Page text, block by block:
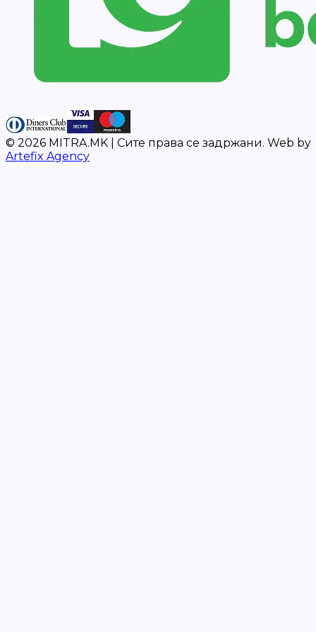
© 2026 MITRA.MK | Сите права се задржани. Web by
Artefix Agency